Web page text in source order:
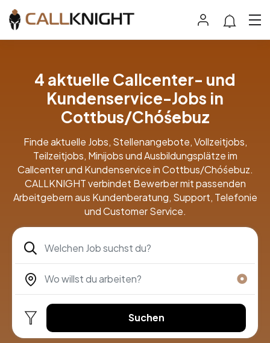
4 aktuelle Callcenter- und
Kundenservice-Jobs in
Cottbus/Chóśebuz
Finde aktuelle Jobs, Stellenangebote, Vollzeitjobs,
Teilzeitjobs, Minijobs und Ausbildungsplätze im
Callcenter und Kundenservice in Cottbus/Chóśebuz.
CALLKNIGHT verbindet Bewerber mit passenden
Arbeitgebern aus Kundenberatung, Support, Telefonie
und Customer Service.
Suchen